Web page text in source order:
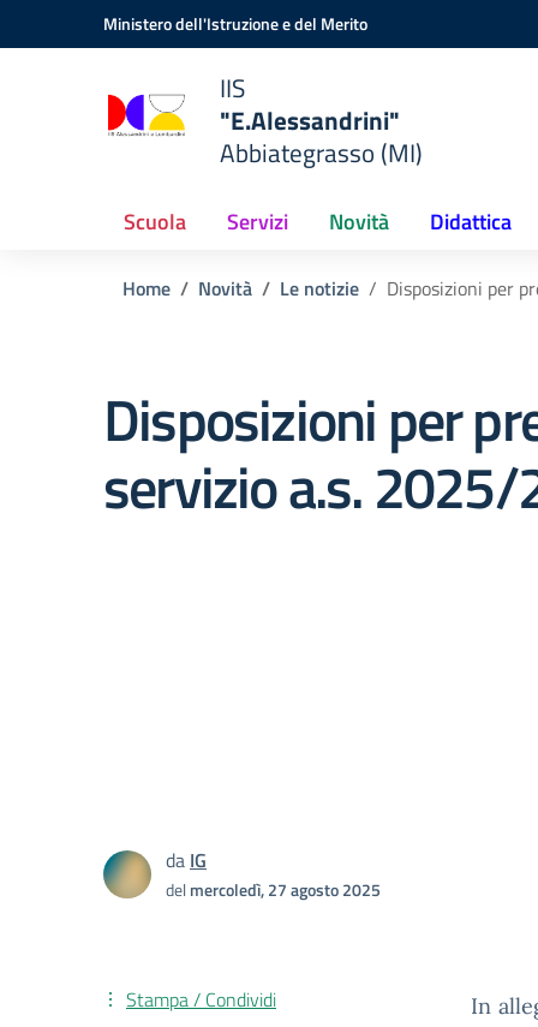
Vai ai contenuti
Vai al menu di navigazioneMinistero dell'Istruzione e del Merito
IIS
"E.Alessandrini"
Abbiategrasso (MI)
Scuola Servizi Novità Didattica
Home Novità Le notizie Disposizioni per
Disposizioni per
servizio a.s.
da IG
delmercoledì, 27 agosto 2025
In
Stampa / Condividi